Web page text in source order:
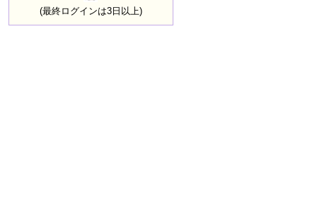
(最終ログインは3日以上)